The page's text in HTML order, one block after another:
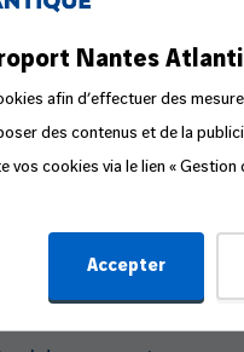
Nantes
afin d’effectuer des
des contenus et de la
vos cookies via le lien «
Accepter
votre départ
étapes du voyage
de la peur en avion
en famille ou avec un